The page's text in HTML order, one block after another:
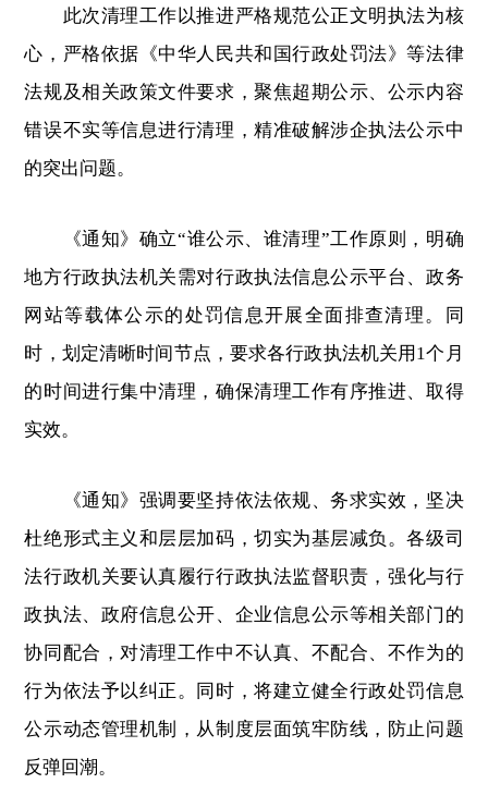
此次清理工作以推进严格规范公正文明执法为核
心，严格依据《中华人民共和国行政处罚法》等法律
法规及相关政策文件要求，聚焦超期公示、公示内容
错误不实等信息进行清理，精准破解涉企执法公示中
的突出问题。
《通知》确立“谁公示、谁清理”工作原则，明确
地方行政执法机关需对行政执法信息公示平台、政务
网站等载体公示的处罚信息开展全面排查清理。同
时，划定清晰时间节点， 要求各行政执法机关用1个月
的时间进行集中清理，确保清理工作有序推进、取得
实效。
《通知》强调要坚持依法依规、务求实效，坚决
杜绝形式主义和层层加码，切实为基层减负。各级司
法行政机关要认真履行行政执法监督职责 ，强化与行
政执法、政府信息公开、企业信息公示等相关部门的
协同配合，对清理工作中不认真、不配合、不作为的
行为依法予以纠正。同时，将建立健全行政处罚信息
公示动态管理机制，从制度层面筑牢防线，防止问题
反弹回潮。